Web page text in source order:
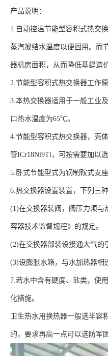
产品说明：
1.自动控温节能型容积式热交
蒸汽凝结水温度以便回用。而
器机房面积，从而降低基建造
2.节能型容积式热交换器工作
3.本热交换器适用于一般工业
口热水温度为65℃。
4.节能型容积式热交换器，壳
管ICr18Ni9Ti，可按需要加以选
5.卧式节能型式为钢制鞍式支
6.热交换器设置装置，下列三
(1)在交换器装阀，阀压力须与
容器技术监督规程》的规定。
(2)在交换器部装设接通大气的
(3)设膨胀水箱，与水加热器相
7.若水中含有硬度、盐类，使
化措施。
卫生热水用换热器一般选半
的，要求再高一点可以选防军